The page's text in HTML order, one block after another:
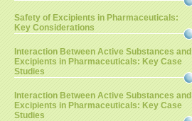
Safety of Excipients in Pharmaceuticals:
Key Considerations
Interaction Between Active Substances and
Excipients in Pharmaceuticals: Key Case
Studies
Interaction Between Active Substances and
Excipients in Pharmaceuticals: Key Case
Studies